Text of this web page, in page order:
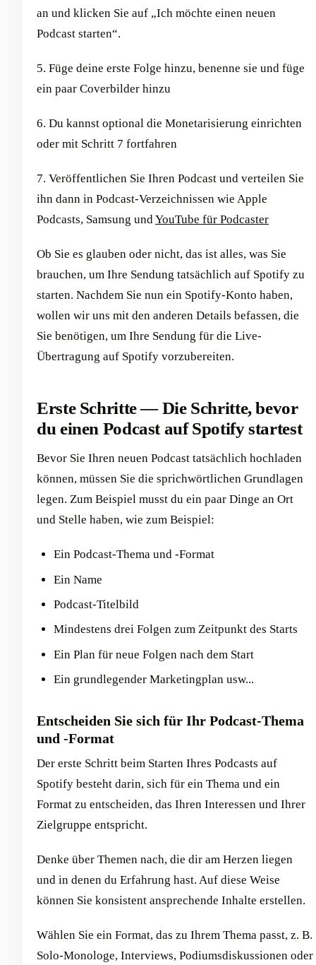
an und klicken Sie auf „Ich möchte einen neuen
Podcast starten“.
5. Füge deine erste Folge hinzu, benenne sie und füge
ein paar Coverbilder hinzu
6. Du kannst optional die Monetarisierung einrichten
oder mit Schritt 7 fortfahren
7. Veröffentlichen Sie Ihren Podcast und verteilen Sie
ihn dann in Podcast-Verzeichnissen wie Apple
Podcasts, Samsung und YouTube für Podcaster
Ob Sie es glauben oder nicht, das ist alles, was Sie
brauchen, um Ihre Sendung tatsächlich auf Spotify zu
starten. Nachdem Sie nun ein Spotify-Konto haben,
wollen wir uns mit den anderen Details befassen, die
Sie benötigen, um Ihre Sendung für die Live-
Übertragung auf Spotify vorzubereiten.
Erste Schritte — Die Schritte, bevor
du einen Podcast auf Spotify startest
Bevor Sie Ihren neuen Podcast tatsächlich hochladen
können, müssen Sie die sprichwörtlichen Grundlagen
legen. Zum Beispiel musst du ein paar Dinge an Ort
und Stelle haben, wie zum Beispiel:
Ein Podcast-Thema und -Format
Ein Name
Podcast-Titelbild
Mindestens drei Folgen zum Zeitpunkt des Starts
Ein Plan für neue Folgen nach dem Start
Ein grundlegender Marketingplan usw...
Entscheiden Sie sich für Ihr Podcast-Thema
und -Format
Der erste Schritt beim Starten Ihres Podcasts auf
Spotify besteht darin, sich für ein Thema und ein
Format zu entscheiden, das Ihren Interessen und Ihrer
Zielgruppe entspricht.
Denke über Themen nach, die dir am Herzen liegen
und in denen du Erfahrung hast. Auf diese Weise
können Sie konsistent ansprechende Inhalte erstellen.
Wählen Sie ein Format, das zu Ihrem Thema passt, z. B.
Solo-Monologe, Interviews, Podiumsdiskussionen oder